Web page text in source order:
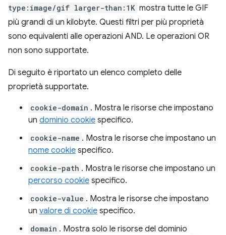
type:image/gif larger-than:1K mostra tutte le GIF
più grandi di un kilobyte. Questi filtri per più proprietà
sono equivalenti alle operazioni AND. Le operazioni OR
non sono supportate.
Di seguito è riportato un elenco completo delle
proprietà supportate.
cookie-domain . Mostra le risorse che impostano
un dominio cookie specifico.
cookie-name . Mostra le risorse che impostano un
nome cookie specifico.
cookie-path . Mostra le risorse che impostano un
percorso cookie specifico.
cookie-value . Mostra le risorse che impostano
un valore di cookie specifico.
domain . Mostra solo le risorse del dominio